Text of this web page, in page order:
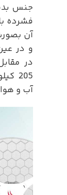
جنس
فشرده
و در
در
آب و